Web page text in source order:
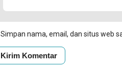
Simpan nama, email, dan situs web